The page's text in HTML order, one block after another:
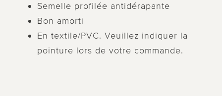
Semelle profilée antidérapante
Bon amorti
En textile/PVC. Veuillez indiquer la
pointure lors de votre commande.